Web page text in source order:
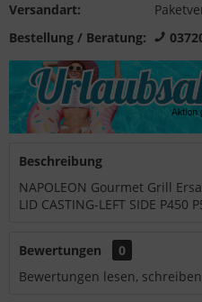
Versandart:
Bestellung / Beratung:
Beschreibung
NAPOLEON Gourmet Grill
LID CASTING-LEFT SIDE P450
Bewertungen
0
Bewertungen lesen,